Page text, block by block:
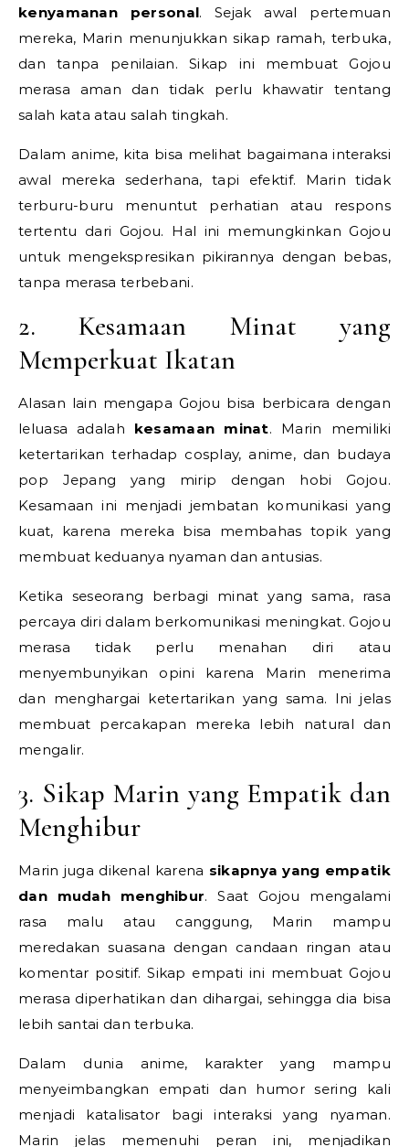
kenyamanan personal. Sejak awal pertemuan
mereka, Marin menunjukkan sikap ramah, terbuka,
dan tanpa penilaian. Sikap ini membuat Gojou
merasa aman dan tidak perlu khawatir tentang
salah kata atau salah tingkah.
Dalam anime, kita bisa melihat bagaimana interaksi
awal mereka sederhana, tapi efektif. Marin tidak
terburu-buru menuntut perhatian atau respons
tertentu dari Gojou. Hal ini memungkinkan Gojou
untuk mengekspresikan pikirannya dengan bebas,
tanpa merasa terbebani.
2. Kesamaan Minat yang
Memperkuat Ikatan
Alasan lain mengapa Gojou bisa berbicara dengan
leluasa adalah kesamaan minat. Marin memiliki
ketertarikan terhadap cosplay, anime, dan budaya
pop Jepang yang mirip dengan hobi Gojou.
Kesamaan ini menjadi jembatan komunikasi yang
kuat, karena mereka bisa membahas topik yang
membuat keduanya nyaman dan antusias.
Ketika seseorang berbagi minat yang sama, rasa
percaya diri dalam berkomunikasi meningkat. Gojou
merasa tidak perlu menahan diri atau
menyembunyikan opini karena Marin menerima
dan menghargai ketertarikan yang sama. Ini jelas
membuat percakapan mereka lebih natural dan
mengalir.
3. Sikap Marin yang Empatik dan
Menghibur
Marin juga dikenal karena sikapnya yang empatik
dan mudah menghibur. Saat Gojou mengalami
rasa malu atau canggung, Marin mampu
meredakan suasana dengan candaan ringan atau
komentar positif. Sikap empati ini membuat Gojou
merasa diperhatikan dan dihargai, sehingga dia bisa
lebih santai dan terbuka.
Dalam dunia anime, karakter yang mampu
menyeimbangkan empati dan humor sering kali
menjadi katalisator bagi interaksi yang nyaman.
Marin jelas memenuhi peran ini, menjadikan